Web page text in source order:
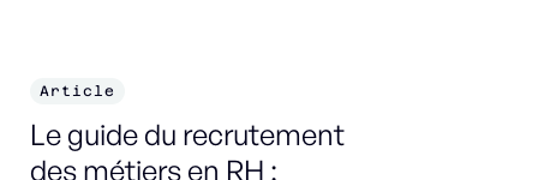
Article
Le guide du recrutement
des métiers en RH :